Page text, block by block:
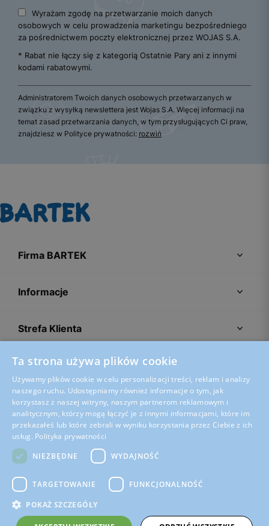
Wyrażam zgodę na przetwarzanie moich danych
osobowych w celu prowadzenia marketingu bezpośredniego
za pośrednictwem poczty elektronicznej przez WOJAS S.A.
* Rabat nie łączy się z kategorią Ostatnie Pary ani z innymi
kodami rabatowymi.
Administratorem Twoich danych osobowych przetwarzanych w
związku z wysyłką newslettera jest Wojas S.A. Więcej informacji na
temat zasad przetwarzania danych, w tym przysługujących Ci praw,
znajdziesz w Polityce prywatności: rozwiń
Firma BARTEK
Informacje
Strefa Klienta
Porady
Regulamin sklepu Polityka prywatności Ustawienia plików cookies
Ta strona używa plików cookie
Używamy plików cookie w celu personalizacji treści, reklam i analizy
naszego ruchu. Udostępniamy również informacje o tym, jak
korzystasz z naszej witryny, naszym partnerom reklamowym i
analitycznym, którzy mogą łączyć je z innymi informacjami, które im
przekazałeś lub które zebrali w wyniku korzystania przez Ciebie z ich
usług. Polityka prywatności
NIEZBĘDNE
WYDAJNOŚĆ
TARGETOWANIE FUNKCJONALNOŚĆ
POKAŻ SZCZEGÓŁY